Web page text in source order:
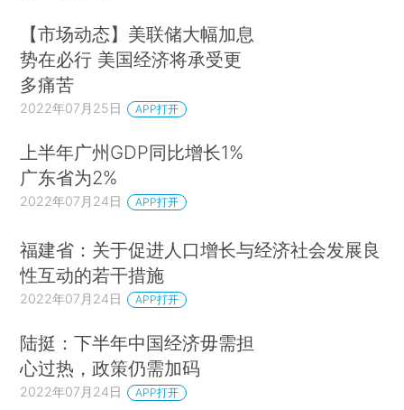
【市场动态】美联储大幅加息
势在必行 美国经济将承受更
多痛苦
2022年07月25日 APP打开
上半年广州GDP同比增长1%
广东省为2%
2022年07月24日 APP打开
福建省：关于促进人口增长与经济社会发展良
性互动的若干措施
2022年07月24日 APP打开
陆挺：下半年中国经济毋需担
心过热，政策仍需加码
2022年07月24日 APP打开